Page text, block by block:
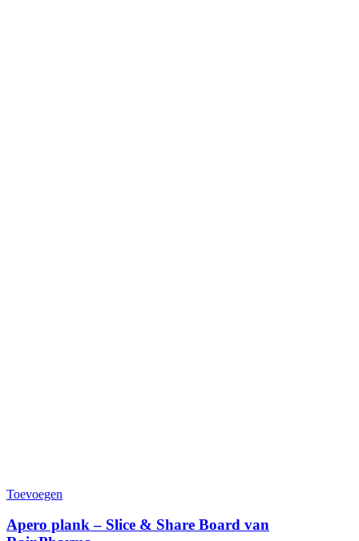
Toevoegen
Apero plank – Slice & Share Board van